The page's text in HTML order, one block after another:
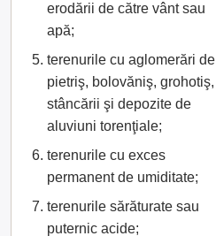
erodării de către vânt sau
apă;
terenurile cu aglomerări de
pietriş, bolovăniş, grohotiş,
stâncării şi depozite de
aluviuni torenţiale;
terenurile cu exces
permanent de umiditate;
terenurile sărăturate sau
puternic acide;